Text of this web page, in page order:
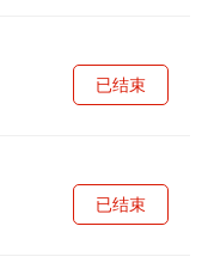
已结束
已结束